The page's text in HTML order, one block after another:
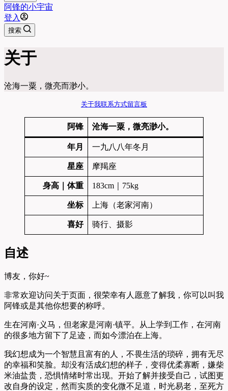
阿锋的小宇宙
登入
搜索
关于
沧海一粟，微亮而渺小。
关于我联系方式留言板
阿锋 沧海一粟，微亮渺小。
年月 一九八八年冬月
星座 摩羯座
身高｜体重 183cm｜75kg
坐标 上海（老家河南）
喜好 骑行、摄影
自述
博友，你好~
非常欢迎访问关于页面，很荣幸有人愿意了解我，你可以叫我
阿锋或是其他你想要的称呼。
生在河南·义马，但老家是河南·镇平。从上学到工作，在河南
的很多地方留下了足迹，而如今漂泊在上海。
我幻想成为一个智慧且富有的人，不畏生活的琐碎，拥有无尽
的幸福和笑脸。却没有活成幻想的样子，变得优柔寡断，嫌柴
米油盐贵，恐惧情绪时常出现。开始了解并接受自己，试图更
改自身的设定，然而实质的变化微不足道，时光易老，至死方